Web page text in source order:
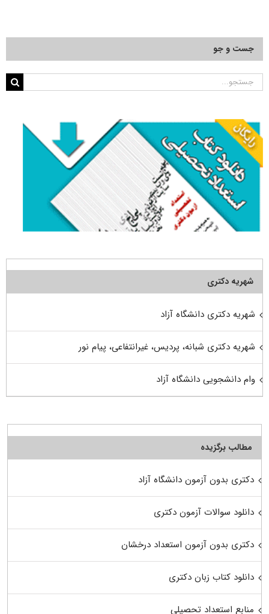
جست و جو
جستجو
شهریه دکتری
شهریه دکتری دانشگاه آزاد
شهریه دکتری شبانه، پردیس، غیرانتفاعی، پیام نور
وام دانشجویی دانشگاه آزاد
مطالب برگزیده
دکتری بدون آزمون دانشگاه آزاد
دانلود سوالات آزمون دکتری
دکتری بدون آزمون استعداد درخشان
دانلود کتاب زبان دکتری
منابع استعداد تحصیلی